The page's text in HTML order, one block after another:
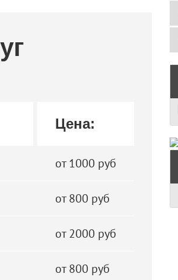
Цена:
от 1000 руб
от 800 руб
от 2000 руб
от 800 руб